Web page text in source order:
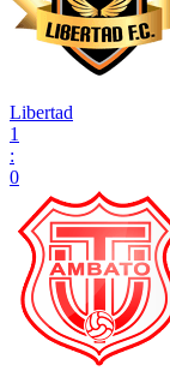
Libertad
1
:
0